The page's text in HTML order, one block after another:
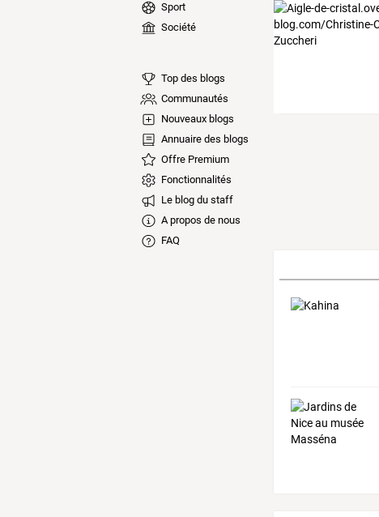
Sport
Société
Top des blogs
Communautés
Nouveaux blogs
Annuaire des blogs
Offre Premium
Fonctionnalités
Le blog du staff
A propos de nous
FAQ